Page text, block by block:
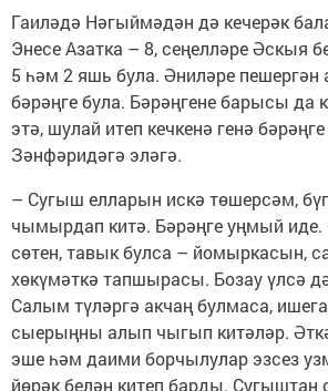
Гаиләдә Нәгыймәдән дә кечерәк
Энесе Азатка – 8, сеңелләре Әскыя
5 һәм 2 яшь була. Әниләре
бәрәңге була. Бәрәңгене барысы да
этә, шулай итеп кечкенә генә
Зәнфәридәгә эләгә.
– Сугыш елларын искә төшерсәм,
чымырдап китә. Бәрәңге уңмый иде.
сөтен, тавык булса – йомыркасын,
хөкүмәткә тапшырасы. Бозау үлсә
Салым түләргә акчаң булмаса,
сыерыңны алып чыгып китәләр.
эше һәм даими борчылулар эзсез
йөрәк белән китеп барды. Сугыштан